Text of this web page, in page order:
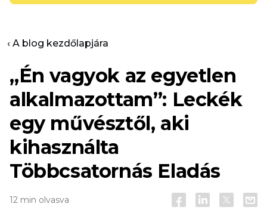
‹ A blog kezdőlapjára
„Én vagyok az egyetlen
alkalmazottam”: Leckék
egy művésztől, aki
kihasználta
Többcsatornás Eladás
12 min olvasva